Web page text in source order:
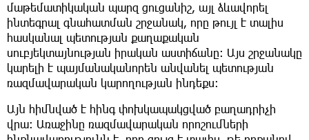
մաթեմատիկական պարզ ցուցանիշ, այլ ձևավորել
ինտեգրալ գնահատման շրջանակ, որը թույլ է տալիս
հասկանալ պետության քաղաքական
սուբյեկտայնության իրական աստիճանը։ Այս շրջանակը
կարելի է պայմանականորեն անվանել պետության
ռազմավարական կարողության ինդեքս։
Այն հիմնված է հինգ փոխկապակցված բաղադրիչի
վրա։ Առաջինը ռազմավարական որոշումների